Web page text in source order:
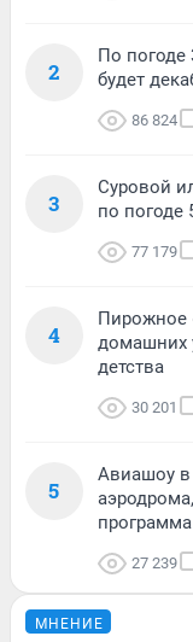
2
По погоде
будет
86 824
3
Суровой
по погоде
77 179
4
Пирожное
домашних
детства
30 201
5
Авиашоу в
27 239
МНЕНИЕ